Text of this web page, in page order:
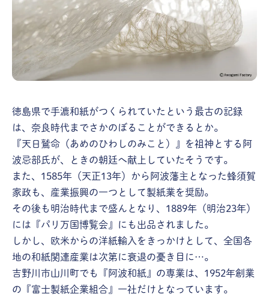
徳島県で手漉和紙がつくられていたという最古の記録
は、奈良時代までさかのぼることができるとか。
『天日鷲命（あめのひわしのみこと）』を祖神とする阿
波忌部氏が、ときの朝廷へ献上していたそうです。
また、1585年（天正13年）から阿波藩主となった蜂須賀
家政も、産業振興の一つとして製紙業を奨励。
その後も明治時代まで盛んとなり、1889年（明治23年）
には『パリ万国博覧会』にも出品されました。
しかし、欧米からの洋紙輸入をきっかけとして、全国各
地の和紙関連産業は次第に衰退の憂き目に…。
吉野川市山川町でも『阿波和紙』の専業は、1952年創業
の『富士製紙企業組合』一社だけとなっています。